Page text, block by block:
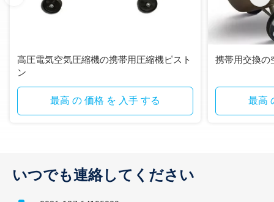
高圧電気空気圧縮機の携帯用圧縮機ピスト
ン
最高 の 価格 を 入手 する
携帯用交換の
最高
いつでも連絡してください